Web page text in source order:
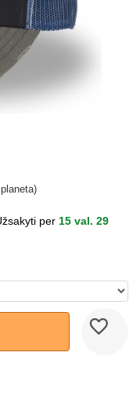
per 15 val. 29